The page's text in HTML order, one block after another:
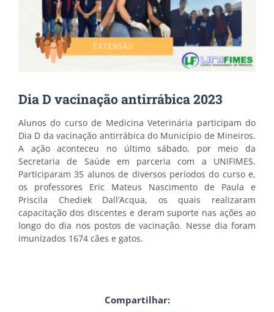
Dia D vacinação antirrábica 2023
Alunos do curso de Medicina Veterinária participam do
Dia D da vacinação antirrábica do Município de Mineiros.
A ação aconteceu no último sábado, por meio da
Secretaria de Saúde em parceria com a UNIFIMES.
Participaram 35 alunos de diversos períodos do curso e,
os professores Eric Mateus Nascimento de Paula e
Priscila Chediek Dall’Acqua, os quais realizaram
capacitação dos discentes e deram suporte nas ações ao
longo do dia nos postos de vacinação. Nesse dia foram
imunizados 1674 cães e gatos.
Compartilhar: